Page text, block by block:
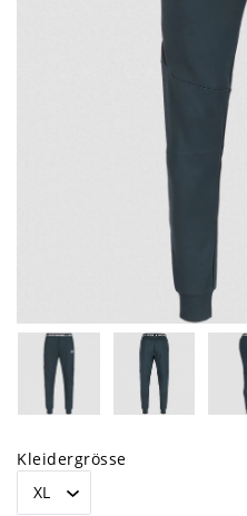
Kleidergrösse